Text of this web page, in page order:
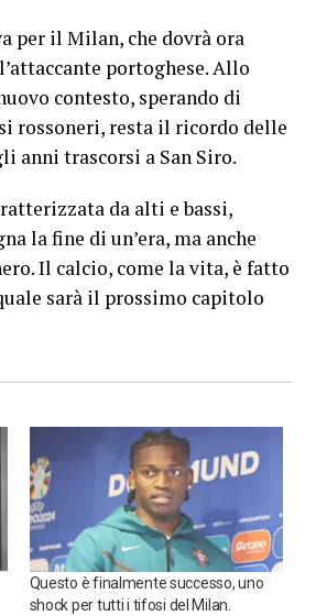
per il Milan, che dovrà ora
portoghese. Allo
contesto, sperando di
rossoneri, resta il ricordo delle
anni trascorsi a San Siro.
da alti e bassi,
la fine di un’era, ma anche
Il calcio, come la vita, è fatto
sarà il prossimo capitolo
Questo è finalmente successo, uno
shock per tutti i tifosi del Milan.